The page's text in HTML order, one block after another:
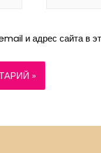
и адрес сайта в